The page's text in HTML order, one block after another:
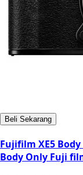
Beli Sekarang
Fujifilm XE5
Body Only Fuji